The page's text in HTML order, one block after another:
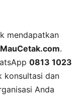
mendapatkan
MauCetak.com.
0813 1023
konsultasi dan
Anda